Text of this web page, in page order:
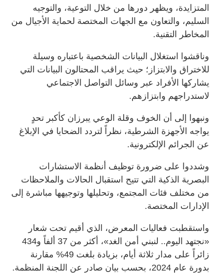
المتزايدة، ويظهر دورها من خلال التوعية، والتوجيه
السليم، والتعاون مع الجهات المختصة لحماية الأجيال من
المخاطر التقنية.
وناقشوا استغلال البيانات الشخصية باعتباره وسيلة
للاختراق والابتزاز؛ حيث يراقب المحتالون البيانات التي
يشاركها الأفراد عبر وسائل التواصل الاجتماعي
لاستدراجهم وابتزازهم.
ونبهوا إلى أن الخوف وقلة الوعي يبرزان كأكبر تحدٍ
يواجه الأجهزة الشرطية، نظراً لتردد الضحايا في الإبلاغ
عن الجرائم الإلكترونية.
وشددوا على ضرورة توظيف أنظمة الاستشارات
البصرية الذكية التي تتيح استقبال الحالات والملاحظات
من مختلف فئات المجتمع، وتحليلها وتوجيهها مباشرة إلى
الإدارات المختصة.
واستقطبت فعاليات المعرض، الذي أقيم تحت شعار
«نجتهد اليوم.. لنبني أمن الغد»، أكثر من 37 ألفاً و434
زائراً على مدار ثلاثة أيام، بزيادة بلغت 49% مقارنة
بدورة عام 2024، بحسب بيان صادر عن اللجنة المنظمة.